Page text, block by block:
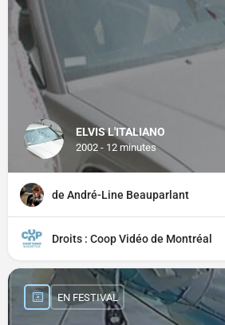
ELVIS L'ITALIANO
2002 - 12 minutes
de André-Line Beauparlant
Droits : Coop Vidéo de Montréal
EN FESTIVAL